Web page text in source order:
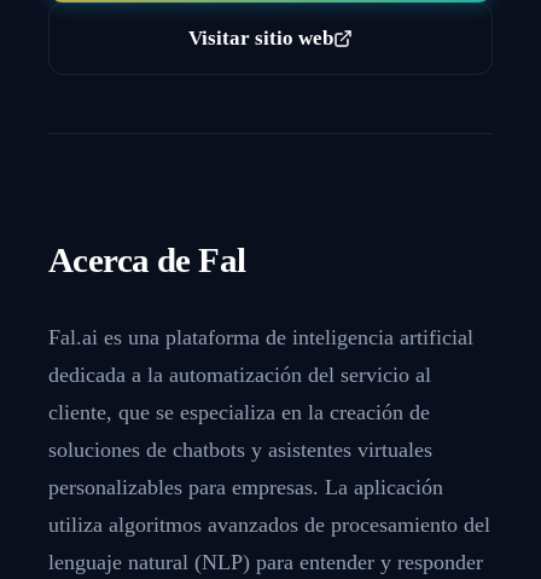
Visitar sitio web
Acerca de Fal
Fal.ai es una plataforma de inteligencia artificial
dedicada a la automatización del servicio al
cliente, que se especializa en la creación de
soluciones de chatbots y asistentes virtuales
personalizables para empresas. La aplicación
utiliza algoritmos avanzados de procesamiento del
lenguaje natural (NLP) para entender y responder